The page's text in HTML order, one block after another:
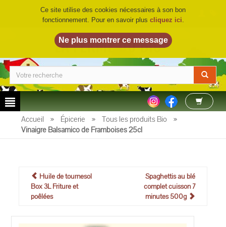
LA FERME DU BIO©
Accueil » Épicerie » Tous les produits Bio
»
Vinaigre Balsamico de Framboises 25cl
Huile de tournesol
Box 3L Friture et
poêlées
Spaghettis au blé
complet cuisson 7
minutes 500g
Ce site utilise des cookies nécessaires à son bon
fonctionnement. Pour en savoir plus cliquez ici.